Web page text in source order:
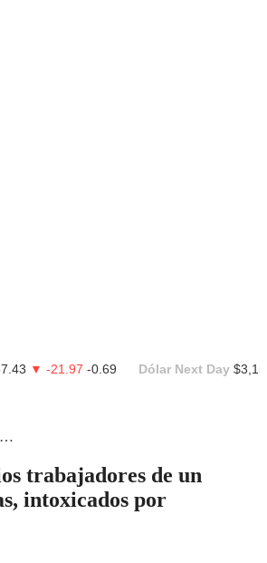
▼ -21.97 -0.69 Dólar Next Day
trabajadores de un
intoxicados por